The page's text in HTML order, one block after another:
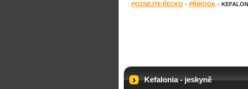
POZNEJTE ŘECKO
PŘÍRODA
Kefalonia - jeskyně